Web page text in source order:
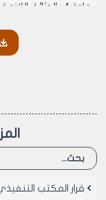
مادة 4 : الوثائق
وثيقة حق الانتفاع .
الانتقال الى منطقة
تعويض او عطل وضرر
قرار المكتب التنفيذي